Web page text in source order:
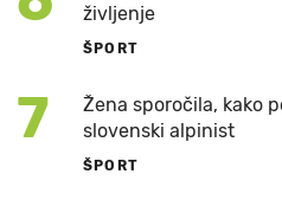
življenje
ŠPORT
7
Žena sporočila, kako
slovenski alpinist
ŠPORT